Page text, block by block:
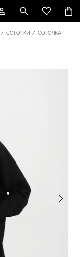
/ СОРОЧКИ / СОРОЧКА